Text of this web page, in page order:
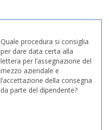
Quale procedura si consiglia
per dare data certa alla
lettera per l’assegnazione del
mezzo aziendale e
l’accettazione della consegna
da parte del dipendente?